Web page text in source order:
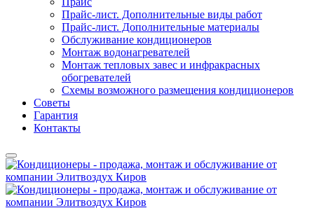
Прайс-лист. Дополнительные виды работ
Прайс-лист. Дополнительные материалы
Обслуживание кондиционеров
Монтаж водонагревателей
Монтаж тепловых завес и инфракрасных
обогревателей
Схемы возможного размещения кондиционеров
Советы
Гарантия
Контакты